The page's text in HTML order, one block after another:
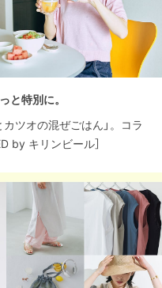
と特別に。
ツオの混ぜごはん」。コラ
by キリンビール］